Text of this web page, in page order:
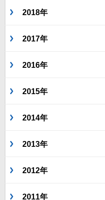
2018年
2017年
2016年
2015年
2014年
2013年
2012年
2011年